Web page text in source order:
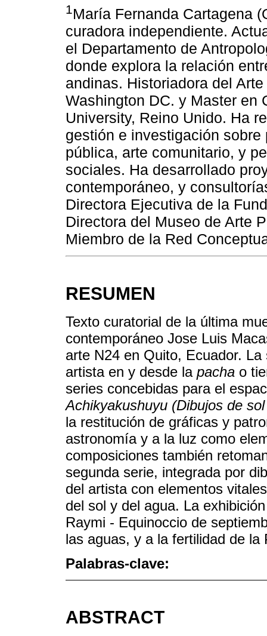
1María Fernanda Cartagena
curadora independiente.
el Departamento de
donde explora la relación
andinas. Historiadora del
Washington DC. y Master en
University, Reino Unido. Ha
gestión e investigación
pública, arte comunitario, y
sociales. Ha desarrollado
contemporáneo, y
Directora Ejecutiva de la
Directora del Museo de Arte
Miembro de la Red
RESUMEN
Texto curatorial de la última
contemporáneo Jose Luis
arte N24 en Quito, Ecuador.
artista en y desde la pacha o
series concebidas para el
Achikyakushuyu (Dibujos de
la restitución de gráficas y
astronomía y a la luz como
composiciones también
segunda serie, integrada por
del artista con elementos
del sol y del agua. La
Raymi - Equinoccio de
las aguas, y a la fertilidad de la
Palabras-clave:
ABSTRACT